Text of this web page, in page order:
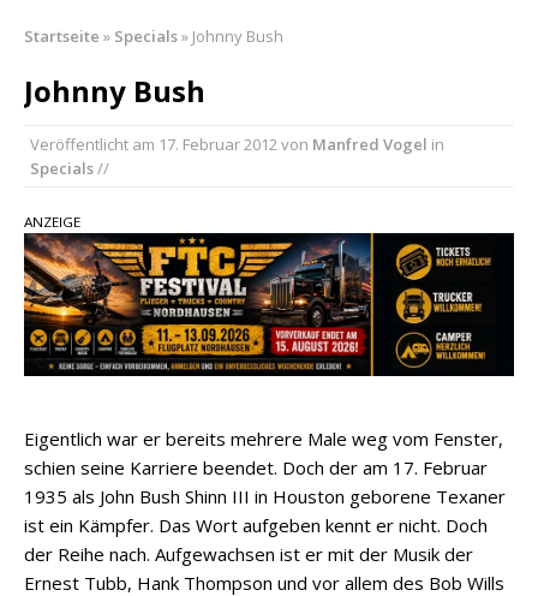
aller Zeiten
pez veröffentlicht neue Single „Late Night
Sommernächte
Danke für Euer Vertrauen: Country.de erreicht
täglich rund 10.000 Leser
Kacey Musgraves entführt Fans mit neuem
Video zu „Mexico Honey“
Carly Pearce hinterfragt den ständigen
Startseite » Specials» Johnny Bush
Johnny Bush
Veröffentlicht am 17. Februar 2012 von Manfred Vogel in
Specials//
ANZEIGE
Eigentlich war er bereits mehrere Male weg vom Fenster,
schien seine Karriere beendet. Doch der am 17. Februar
1935 als John Bush Shinn III in Houston geborene Texaner
ist ein Kämpfer. Das Wort aufgeben kennt er nicht. Doch
der Reihe nach. Aufgewachsen ist er mit der Musik der
Ernest Tubb, Hank Thompson und vor allem des Bob Wills